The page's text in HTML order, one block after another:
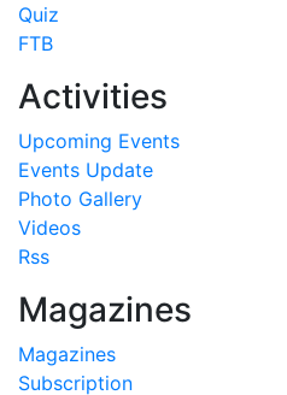
Quiz
FTB
Activities
Upcoming Events
Events Update
Photo Gallery
Videos
Rss
Magazines
Magazines
Subscription